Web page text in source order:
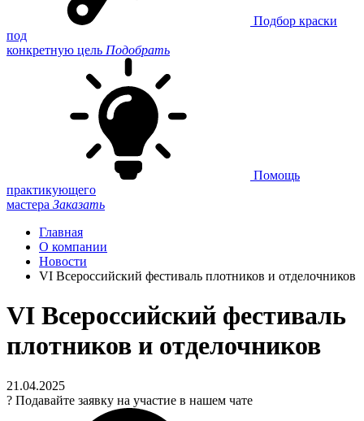
Подбор краски
под
конкретную цель Подобрать
Помощь
практикующего
мастера Заказать
Главная
О компании
Новости
VI Всероссийский фестиваль плотников и отделочников
VI Всероссийский фестиваль
плотников и отделочников
21.04.2025
? Подавайте заявку на участие в нашем чате